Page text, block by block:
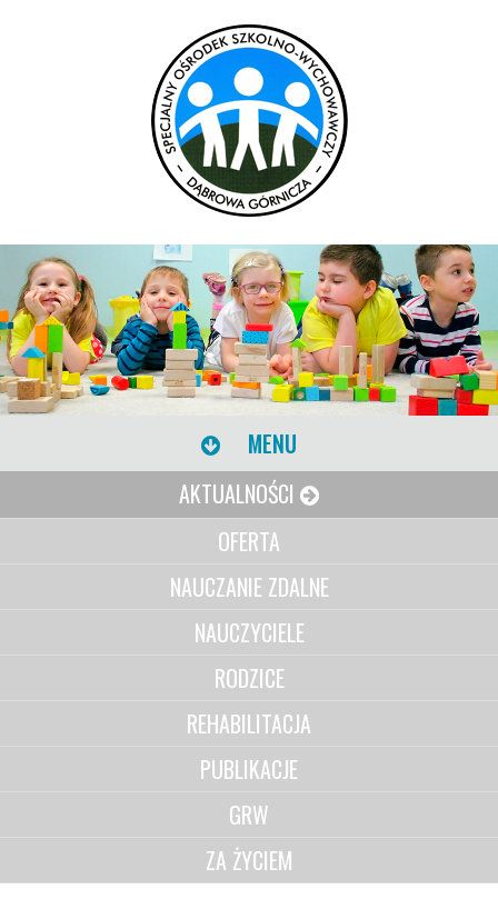
MENU
AKTUALNOŚCI
OFERTA
NAUCZANIE ZDALNE
NAUCZYCIELE
RODZICE
REHABILITACJA
PUBLIKACJE
GRW
ZA ŻYCIEM